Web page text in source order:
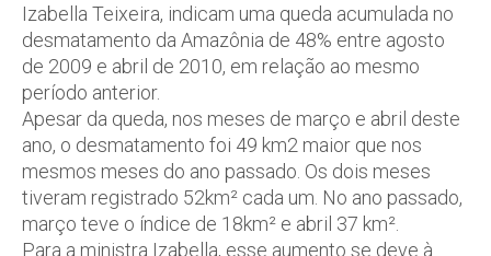
Izabella Teixeira, indicam uma queda acumulada no
desmatamento da Amazônia de 48% entre agosto
de 2009 e abril de 2010, em relação ao mesmo
período anterior.
Apesar da queda, nos meses de março e abril deste
ano, o desmatamento foi 49 km2 maior que nos
mesmos meses do ano passado. Os dois meses
tiveram registrado 52km² cada um. No ano passado,
março teve o índice de 18km² e abril 37 km².
Para a ministra Izabella, esse aumento se deve à